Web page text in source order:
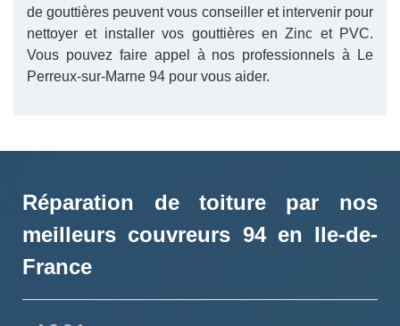
de gouttières peuvent vous conseiller et intervenir pour
nettoyer et installer vos gouttières en Zinc et PVC.
Vous pouvez faire appel à nos professionnels à Le
Perreux-sur-Marne 94 pour vous aider.
Réparation de toiture par nos
meilleurs couvreurs 94 en Ile-de-
France